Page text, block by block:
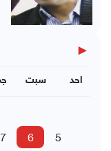
◀
سبت احد
5
6
7